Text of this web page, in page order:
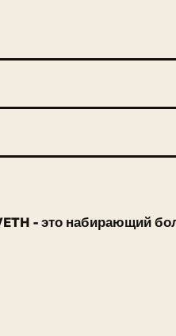
- это набирающий